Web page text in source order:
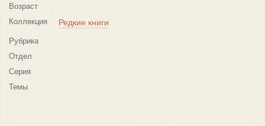
Возраст
Коллекция
Редкие книги
Рубрика
Отдел
Серия
Темы